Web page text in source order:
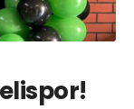
Yazarlar